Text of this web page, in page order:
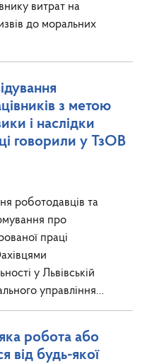
витрат на
до моральних
з метою
і наслідки
говорили у ТзОВ
роботодавців та
про
праці
у Львівській
управління…
робота або
від будь-якої